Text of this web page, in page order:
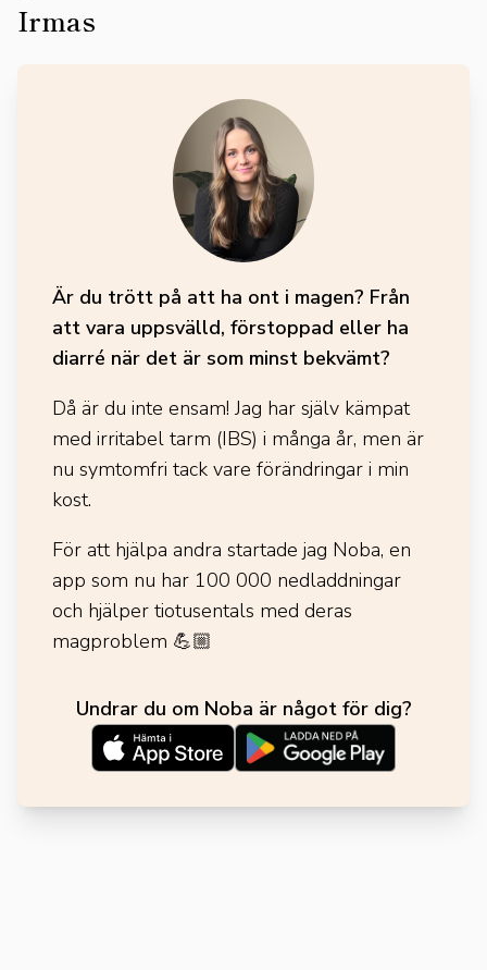
Irmas
Är du trött på att ha ont i magen? Från
att vara uppsvälld, förstoppad eller ha
diarré när det är som minst bekvämt?
Då är du inte ensam! Jag har själv kämpat
med irritabel tarm (IBS) i många år, men är
nu symtomfri tack vare förändringar i min
kost.
För att hjälpa andra startade jag Noba, en
app som nu har 100 000 nedladdningar
och hjälper tiotusentals med deras
magproblem 💪🏼
Undrar du om Noba är något för dig?